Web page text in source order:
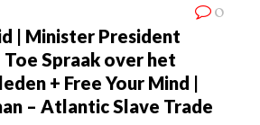
0
| Minister President
Spraak over het
+ Free Your Mind |
– Atlantic Slave Trade